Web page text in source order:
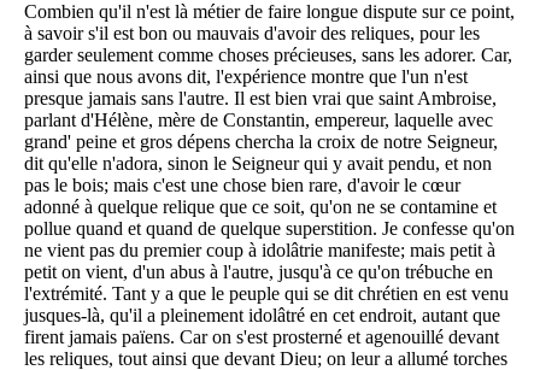
Combien qu'il n'est là métier de faire longue dispute sur ce point,
à savoir s'il est bon ou mauvais d'avoir des reliques, pour les
garder seulement comme choses précieuses, sans les adorer. Car,
ainsi que nous avons dit, l'expérience montre que l'un n'est
presque jamais sans l'autre. Il est bien vrai que saint Ambroise,
parlant d'Hélène, mère de Constantin, empereur, laquelle avec
grand' peine et gros dépens chercha la croix de notre Seigneur,
dit qu'elle n'adora, sinon le Seigneur qui y avait pendu, et non
pas le bois; mais c'est une chose bien rare, d'avoir le cœur
adonné à quelque relique que ce soit, qu'on ne se contamine et
pollue quand et quand de quelque superstition. Je confesse qu'on
ne vient pas du premier coup à idolâtrie manifeste; mais petit à
petit on vient, d'un abus à l'autre, jusqu'à ce qu'on trébuche en
l'extrémité. Tant y a que le peuple qui se dit chrétien en est venu
jusques-là, qu'il a pleinement idolâtré en cet endroit, autant que
firent jamais païens. Car on s'est prosterné et agenouillé devant
les reliques, tout ainsi que devant Dieu; on leur a allumé torches